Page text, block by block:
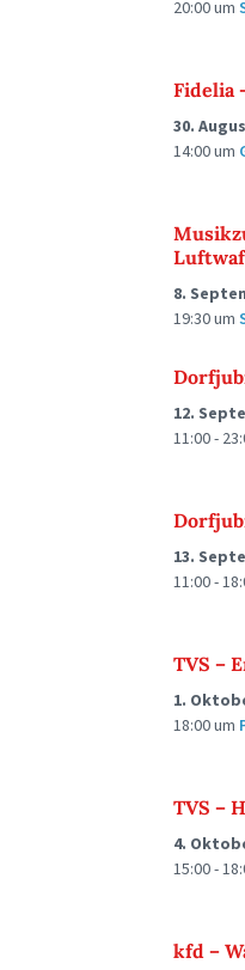
20:00um
Fidelia
30.
14:00um
8.
19:30um
12.
11:00 -
13.
11:00 -
TVS –
1.
18:00um
TVS –
4.
15:00 -
kfd –